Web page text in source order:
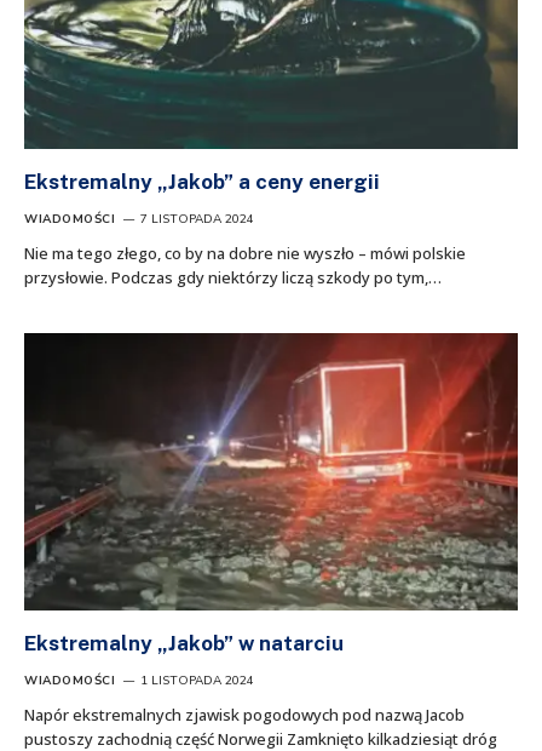
Ekstremalny „Jakob” a ceny energii
WIADOMOŚCI 7 LISTOPADA 2024
Nie ma tego złego, co by na dobre nie wyszło – mówi polskie
przysłowie. Podczas gdy niektórzy liczą szkody po tym,…
Ekstremalny „Jakob” w natarciu
WIADOMOŚCI 1 LISTOPADA 2024
Napór ekstremalnych zjawisk pogodowych pod nazwą Jacob
pustoszy zachodnią część Norwegii Zamknięto kilkadziesiąt dróg